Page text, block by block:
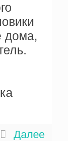
дома,
Далее